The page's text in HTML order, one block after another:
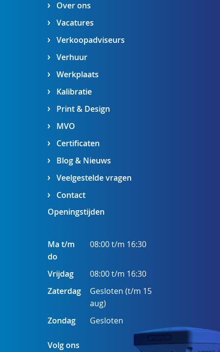
Over ons
Vacatures
Verkoopadviseurs
Verhuur
Werkplaats
Kalibratie
Print & Design
MVO
Certificaten
Blog & Nieuws
Veelgestelde vragen
Contact
Openingstijden
Ma t/m
do
08:00 t/m 16:30
Vrijdag
08:00 t/m 16:30
Zaterdag
Gesloten (t/m 15
aug)
Zondag
Gesloten
Volg ons